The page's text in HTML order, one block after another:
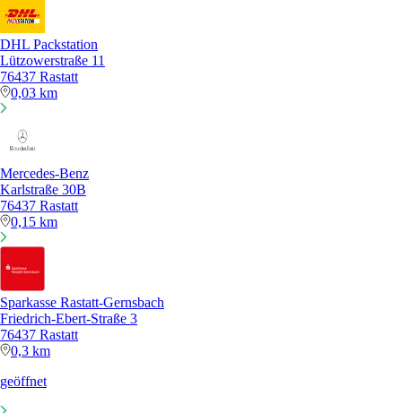
DHL Packstation
Lützowerstraße 11
76437 Rastatt
0,03 km
Mercedes-Benz
Karlstraße 30B
76437 Rastatt
0,15 km
Sparkasse Rastatt-Gernsbach
Friedrich-Ebert-Straße 3
76437 Rastatt
0,3 km
geöffnet